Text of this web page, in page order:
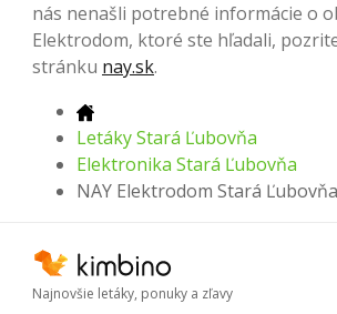
nás nenašli potrebné informácie o
Elektrodom, ktoré ste hľadali,
stránku nay.sk.
Letáky Stará Ľubovňa
Elektronika Stará Ľubovňa
NAY Elektrodom Stará Ľubovňa
Najnovšie letáky, ponuky a zľavy